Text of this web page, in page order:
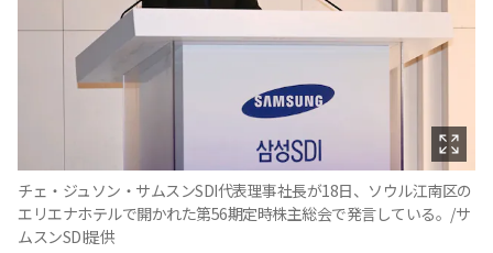
チェ・ジュソン・サムスンSDI代表理事社長が18日、ソウル江南区の
エリエナホテルで開かれた第56期定時株主総会で発言している。/サ
ムスンSDI提供